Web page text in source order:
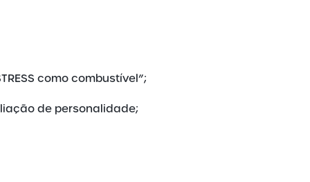
como combustível”;
de personalidade;